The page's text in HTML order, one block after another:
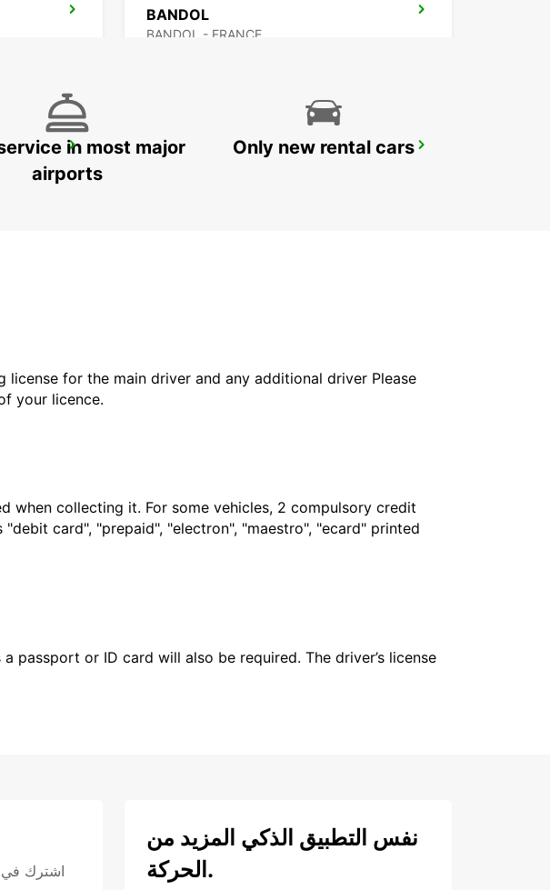
BANDOL
BANDOL - FRANCE
AUBAGNE
in most major
airports
Only new rental cars
for the main driver and any additional driver Please
your licence.
when collecting it. For some vehicles, 2 compulsory credit
card", "prepaid", "electron", "maestro", "ecard" printed
passport or ID card will also be required. The driver’s license
اشترك في
نفس التطبيق الذكي المزيد من
الحركة.